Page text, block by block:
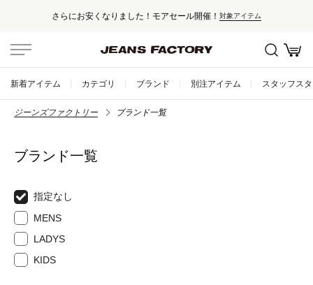
さらにお安くなりました！モアセール開催！ 対象アイテム
新着アイテム カテゴリ ブランド 別注アイテム スタッフス
ジーンズファクトリー ブランド一覧
ブランド一覧
指定なし
MENS
LADYS
KIDS